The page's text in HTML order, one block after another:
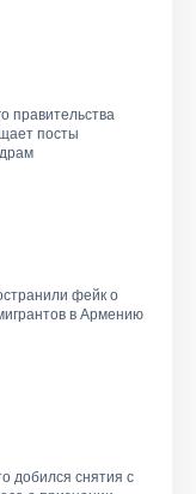
правительства
посты
фейк о
в Армению
добился снятия с